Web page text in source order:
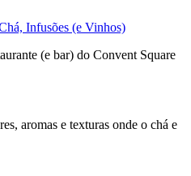
Infusões (e Vinhos)
(e bar) do Convent Square
aromas e texturas onde o chá e